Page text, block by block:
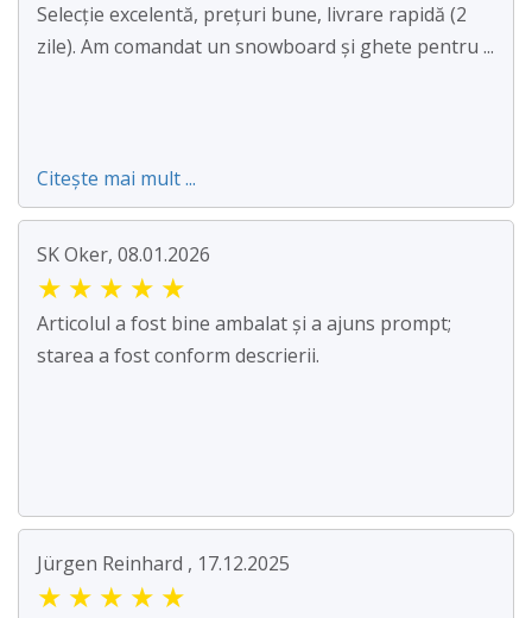
Selecție excelentă, prețuri bune, livrare rapidă (2
zile). Am comandat un snowboard și ghete pentru ...
Citește mai mult ...
SK Oker, 08.01.2026
★ ★ ★ ★ ★
Articolul a fost bine ambalat și a ajuns prompt;
starea a fost conform descrierii.
Jürgen Reinhard , 17.12.2025
★ ★ ★ ★ ★